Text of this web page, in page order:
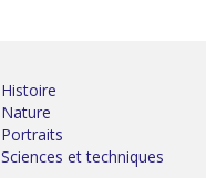
Histoire
Nature
Portraits
Sciences et techniques